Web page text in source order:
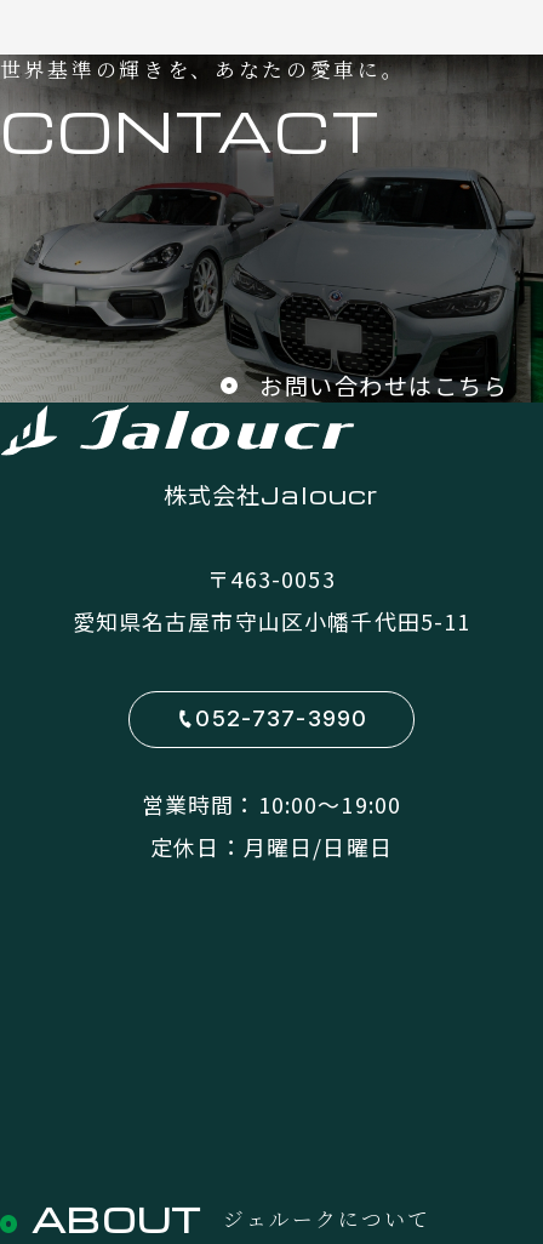
世界基準の輝きを、あなたの愛車に。
CONTACT
お問い合わせはこちら
株式会社Jaloucr
〒463-0053
愛知県名古屋市守山区小幡千代田5-11
052-737-3990
営業時間：10:00〜19:00
定休日：月曜日/日曜日
ABOUT ジェルークについて